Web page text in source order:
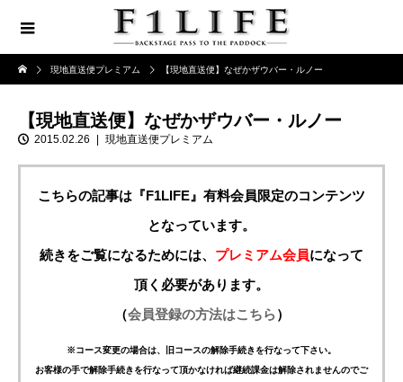
現地直送便プレミアム 【現地直送便】なぜかザウバー・ルノー
【現地直送便】なぜかザウバー・ルノー
2015.02.26 現地直送便プレミアム
こちらの記事は『F1LIFE』有料会員限定のコンテンツ
となっています。
続きをご覧になるためには、 プレミアム会員になって
頂く必要があります。
（会員登録の方法はこちら）
※コース変更の場合は、旧コースの解除手続きを行なって下さい。
お客様の手で解除手続きを行なって頂かなければ継続課金は解除されませんのでご